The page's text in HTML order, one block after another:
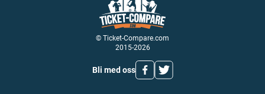
© Ticket-Compare.com
2015-2026
Bli med oss